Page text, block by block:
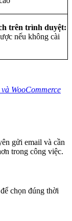
trên trình duyệt:
nếu không cài
WooCommerce
gửi email và cần
trong công việc.
chọn đúng thời